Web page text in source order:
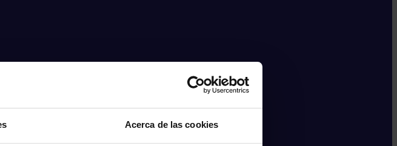
Acerca de las cookies